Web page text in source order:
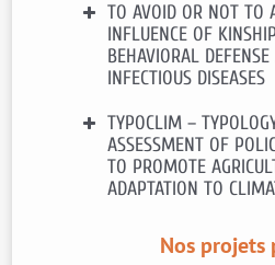
Financement
:
Durée : 2022 –
Contact :Katrin
TO AVOID OR NOT TO
INFLUENCE OF
BEHAVIORAL
INFECTIOUS DISEASES
Financement:
Council
Durée: 2021 –
TYPOCLIM –
ASSESSMENT OF
TO PROMOTE
ADAPTATION TO
Financement
: I-
Durée: 2019 –
Nos projets